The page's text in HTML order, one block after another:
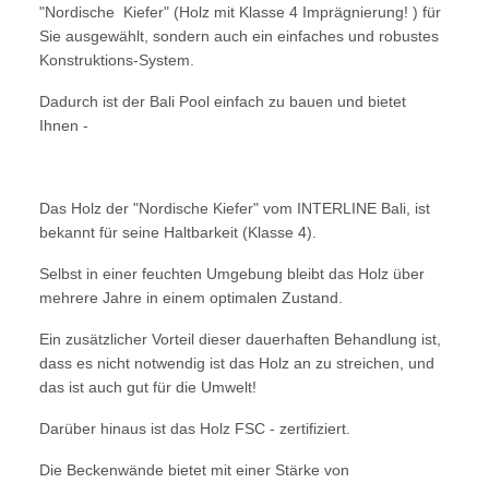
"Nordische Kiefer" (Holz mit Klasse 4 Imprägnierung! ) für
Sie ausgewählt, sondern auch ein einfaches und robustes
Konstruktions-System.
Dadurch ist der Bali Pool einfach zu bauen und bietet
Ihnen -
Das Holz der "Nordische Kiefer" vom INTERLINE Bali, ist
bekannt für seine Haltbarkeit (Klasse 4).
Selbst in einer feuchten Umgebung bleibt das Holz über
mehrere Jahre in einem optimalen Zustand.
Ein zusätzlicher Vorteil dieser dauerhaften Behandlung ist,
dass es nicht notwendig ist das Holz an zu streichen, und
das ist auch gut für die Umwelt!
Darüber hinaus ist das Holz FSC - zertifiziert.
Die Beckenwände bietet mit einer Stärke von